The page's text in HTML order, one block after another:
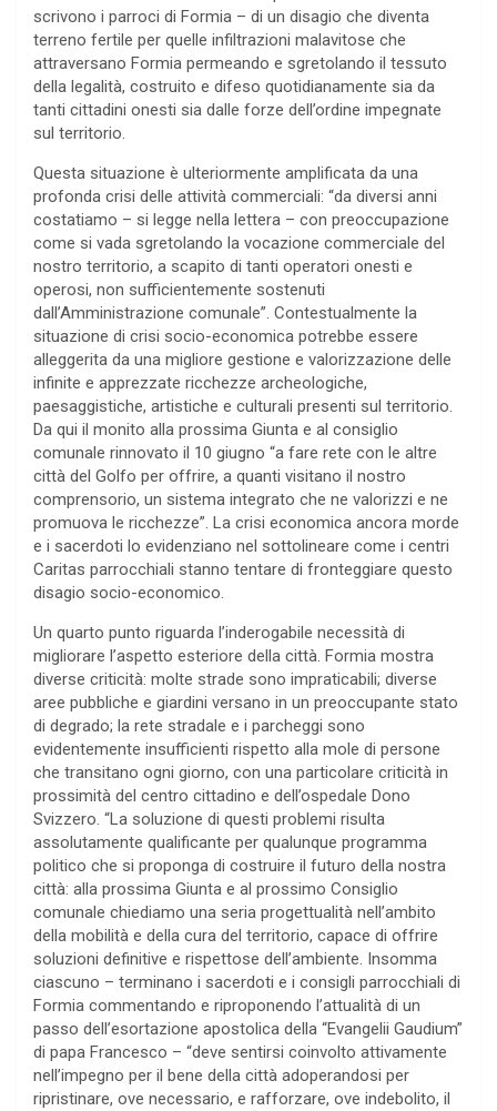
scrivono i parroci di Formia – di un disagio che diventa
terreno fertile per quelle infiltrazioni malavitose che
attraversano Formia permeando e sgretolando il tessuto
della legalità, costruito e difeso quotidianamente sia da
tanti cittadini onesti sia dalle forze dell’ordine impegnate
sul territorio.
Questa situazione è ulteriormente amplificata da una
profonda crisi delle attività commerciali: “da diversi anni
costatiamo – si legge nella lettera – con preoccupazione
come si vada sgretolando la vocazione commerciale del
nostro territorio, a scapito di tanti operatori onesti e
operosi, non sufficientemente sostenuti
dall’Amministrazione comunale”. Contestualmente la
situazione di crisi socio-economica potrebbe essere
alleggerita da una migliore gestione e valorizzazione delle
infinite e apprezzate ricchezze archeologiche,
paesaggistiche, artistiche e culturali presenti sul territorio.
Da qui il monito alla prossima Giunta e al consiglio
comunale rinnovato il 10 giugno “a fare rete con le altre
città del Golfo per offrire, a quanti visitano il nostro
comprensorio, un sistema integrato che ne valorizzi e ne
promuova le ricchezze”. La crisi economica ancora morde
e i sacerdoti lo evidenziano nel sottolineare come i centri
Caritas parrocchiali stanno tentare di fronteggiare questo
disagio socio-economico.
Un quarto punto riguarda l’inderogabile necessità di
migliorare l’aspetto esteriore della città. Formia mostra
diverse criticità: molte strade sono impraticabili; diverse
aree pubbliche e giardini versano in un preoccupante stato
di degrado; la rete stradale e i parcheggi sono
evidentemente insufficienti rispetto alla mole di persone
che transitano ogni giorno, con una particolare criticità in
prossimità del centro cittadino e dell’ospedale Dono
Svizzero. “La soluzione di questi problemi risulta
assolutamente qualificante per qualunque programma
politico che si proponga di costruire il futuro della nostra
città: alla prossima Giunta e al prossimo Consiglio
comunale chiediamo una seria progettualità nell’ambito
della mobilità e della cura del territorio, capace di offrire
soluzioni definitive e rispettose dell’ambiente. Insomma
ciascuno – terminano i sacerdoti e i consigli parrocchiali di
Formia commentando e riproponendo l’attualità di un
passo dell’esortazione apostolica della “Evangelii Gaudium”
di papa Francesco – “deve sentirsi coinvolto attivamente
nell’impegno per il bene della città adoperandosi per
ripristinare, ove necessario, e rafforzare, ove indebolito, il